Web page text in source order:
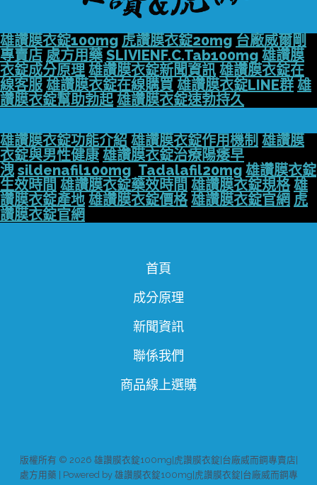
雄讚膜衣錠100mg 虎讚膜衣錠20mg 台廠威爾剛
專賣店 處方用藥 SLIVIENF.C.Tab100mg 雄讚膜
衣錠成分原理 雄讚膜衣錠新聞資訊 雄讚膜衣錠在
線客服 雄讚膜衣錠在線購買 雄讚膜衣錠LINE群 雄
讚膜衣錠幫助勃起 雄讚膜衣錠速勃持久
雄讚膜衣錠功能介紹 雄讚膜衣錠作用機制 雄讚膜
衣錠與男性健康 雄讚膜衣錠治療陽痿早
洩 sildenafil100mg Tadalafil20mg 雄讚膜衣錠
生效時間 雄讚膜衣錠藥效時間 雄讚膜衣錠規格 雄
讚膜衣錠產地 雄讚膜衣錠價格 雄讚膜衣錠官網 虎
讚膜衣錠官網
首頁
成分原理
新聞資訊
聯係我們
商品線上選購
版權所有 © 2026 雄讚膜衣錠100mg|虎讚膜衣錠|台廠威而鋼專賣店|
處方用藥 | Powered by 雄讚膜衣錠100mg|虎讚膜衣錠|台廠威而鋼專